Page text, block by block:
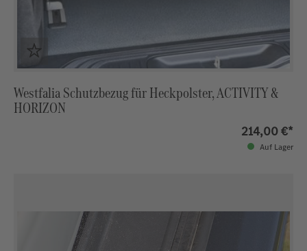
Westfalia Schutzbezug für Heckpolster, ACTIVITY &
HORIZON
214,00 €*
Auf Lager